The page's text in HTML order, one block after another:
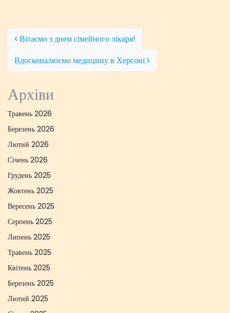
Вітаємо з днем сімейного лікаря!
Вдосконалюємо медицину в Херсоні
Архіви
Травень 2026
Березень 2026
Лютий 2026
Січень 2026
Грудень 2025
Жовтень 2025
Вересень 2025
Серпень 2025
Липень 2025
Травень 2025
Квітень 2025
Березень 2025
Лютий 2025